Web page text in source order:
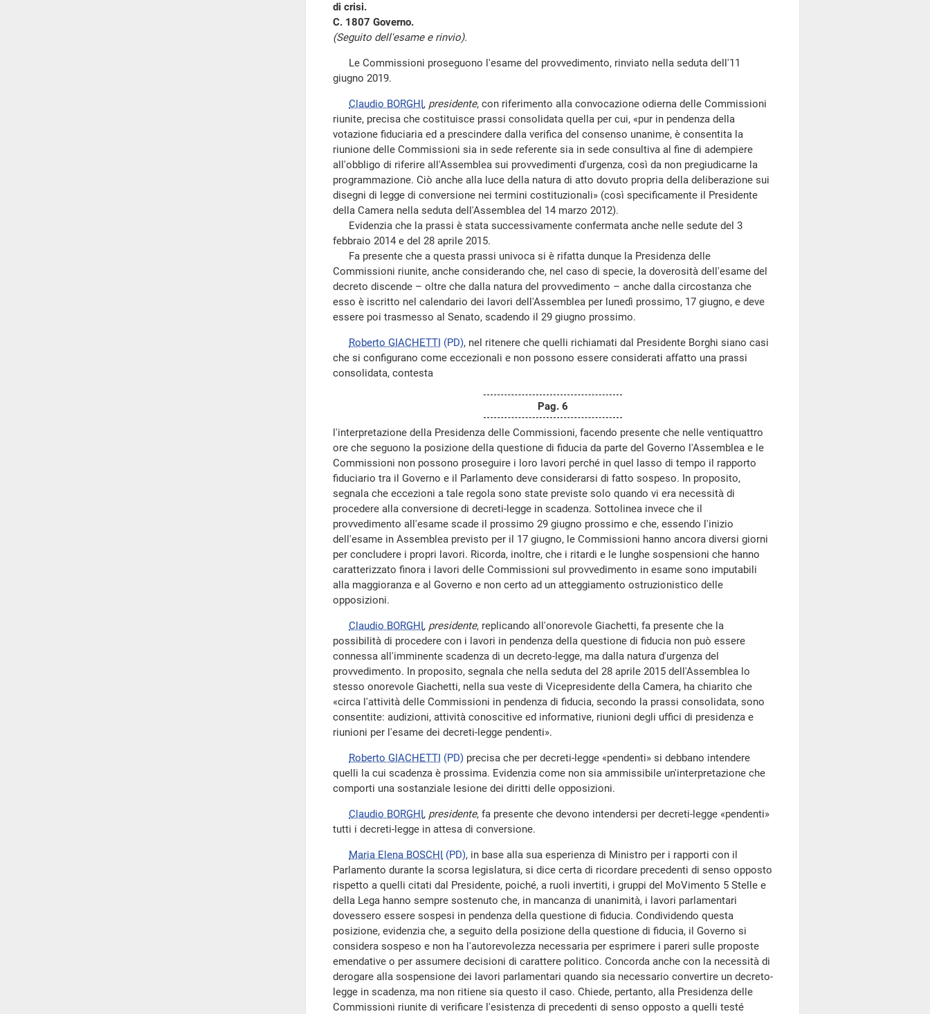
di crisi.
C. 1807 Governo.
(Seguito dell'esame e rinvio).
Le Commissioni proseguono l'esame del provvedimento, rinviato nella seduta dell'11
giugno 2019.
Claudio BORGHI, presidente, con riferimento alla convocazione odierna delle Commissioni
riunite, precisa che costituisce prassi consolidata quella per cui, «pur in pendenza della
votazione fiduciaria ed a prescindere dalla verifica del consenso unanime, è consentita la
riunione delle Commissioni sia in sede referente sia in sede consultiva al fine di adempiere
all'obbligo di riferire all'Assemblea sui provvedimenti d'urgenza, così da non pregiudicarne la
programmazione. Ciò anche alla luce della natura di atto dovuto propria della deliberazione sui
disegni di legge di conversione nei termini costituzionali» (così specificamente il Presidente
della Camera nella seduta dell'Assemblea del 14 marzo 2012).
Evidenzia che la prassi è stata successivamente confermata anche nelle sedute del 3
febbraio 2014 e del 28 aprile 2015.
Fa presente che a questa prassi univoca si è rifatta dunque la Presidenza delle
Commissioni riunite, anche considerando che, nel caso di specie, la doverosità dell'esame del
decreto discende – oltre che dalla natura del provvedimento – anche dalla circostanza che
esso è iscritto nel calendario dei lavori dell'Assemblea per lunedì prossimo, 17 giugno, e deve
essere poi trasmesso al Senato, scadendo il 29 giugno prossimo.
Roberto GIACHETTI (PD), nel ritenere che quelli richiamati dal Presidente Borghi siano casi
che si configurano come eccezionali e non possono essere considerati affatto una prassi
consolidata, contesta
Pag. 6
l'interpretazione della Presidenza delle Commissioni, facendo presente che nelle ventiquattro
ore che seguono la posizione della questione di fiducia da parte del Governo l'Assemblea e le
Commissioni non possono proseguire i loro lavori perché in quel lasso di tempo il rapporto
fiduciario tra il Governo e il Parlamento deve considerarsi di fatto sospeso. In proposito,
segnala che eccezioni a tale regola sono state previste solo quando vi era necessità di
procedere alla conversione di decreti-legge in scadenza. Sottolinea invece che il
provvedimento all'esame scade il prossimo 29 giugno prossimo e che, essendo l'inizio
dell'esame in Assemblea previsto per il 17 giugno, le Commissioni hanno ancora diversi giorni
per concludere i propri lavori. Ricorda, inoltre, che i ritardi e le lunghe sospensioni che hanno
caratterizzato finora i lavori delle Commissioni sul provvedimento in esame sono imputabili
alla maggioranza e al Governo e non certo ad un atteggiamento ostruzionistico delle
opposizioni.
Claudio BORGHI, presidente, replicando all'onorevole Giachetti, fa presente che la
possibilità di procedere con i lavori in pendenza della questione di fiducia non può essere
connessa all'imminente scadenza di un decreto-legge, ma dalla natura d'urgenza del
provvedimento. In proposito, segnala che nella seduta del 28 aprile 2015 dell'Assemblea lo
stesso onorevole Giachetti, nella sua veste di Vicepresidente della Camera, ha chiarito che
«circa l'attività delle Commissioni in pendenza di fiducia, secondo la prassi consolidata, sono
consentite: audizioni, attività conoscitive ed informative, riunioni degli uffici di presidenza e
riunioni per l'esame dei decreti-legge pendenti».
Roberto GIACHETTI (PD) precisa che per decreti-legge «pendenti» si debbano intendere
quelli la cui scadenza è prossima. Evidenzia come non sia ammissibile un'interpretazione che
comporti una sostanziale lesione dei diritti delle opposizioni.
Claudio BORGHI, presidente, fa presente che devono intendersi per decreti-legge «pendenti»
tutti i decreti-legge in attesa di conversione.
Maria Elena BOSCHI (PD), in base alla sua esperienza di Ministro per i rapporti con il
Parlamento durante la scorsa legislatura, si dice certa di ricordare precedenti di senso opposto
rispetto a quelli citati dal Presidente, poiché, a ruoli invertiti, i gruppi del MoVimento 5 Stelle e
della Lega hanno sempre sostenuto che, in mancanza di unanimità, i lavori parlamentari
dovessero essere sospesi in pendenza della questione di fiducia. Condividendo questa
posizione, evidenzia che, a seguito della posizione della questione di fiducia, il Governo si
considera sospeso e non ha l'autorevolezza necessaria per esprimere i pareri sulle proposte
emendative o per assumere decisioni di carattere politico. Concorda anche con la necessità di
derogare alla sospensione dei lavori parlamentari quando sia necessario convertire un decreto-
legge in scadenza, ma non ritiene sia questo il caso. Chiede, pertanto, alla Presidenza delle
Commissioni riunite di verificare l'esistenza di precedenti di senso opposto a quelli testé